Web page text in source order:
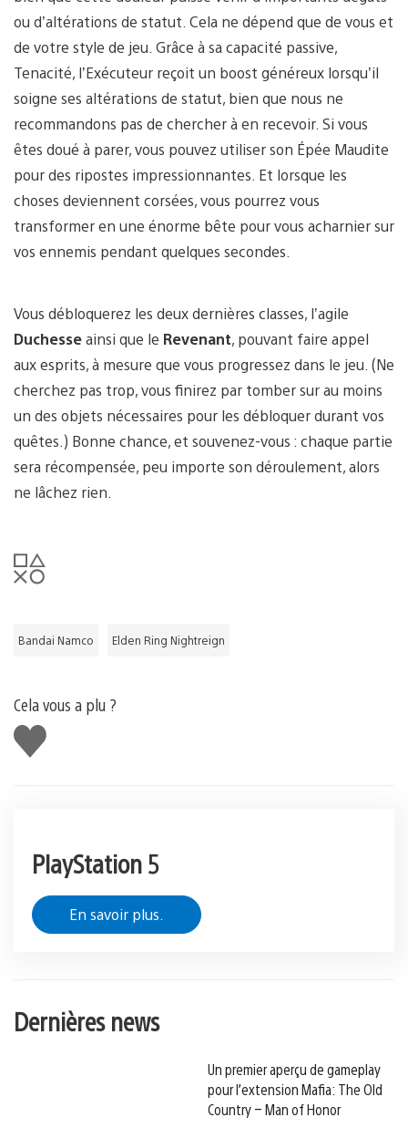
ou d’altérations de statut. Cela ne dépend que de vous et
de votre style de jeu. Grâce à sa capacité passive,
Tenacité, l’Exécuteur reçoit un boost généreux lorsqu’il
soigne ses altérations de statut, bien que nous ne
recommandons pas de chercher à en recevoir. Si vous
êtes doué à parer, vous pouvez utiliser son Épée Maudite
pour des ripostes impressionnantes. Et lorsque les
choses deviennent corsées, vous pourrez vous
transformer en une énorme bête pour vous acharnier sur
vos ennemis pendant quelques secondes.
Vous débloquerez les deux dernières classes, l’agile
Duchesseainsi que le Revenant, pouvant faire appel
aux esprits, à mesure que vous progressez dans le jeu. (Ne
cherchez pas trop, vous finirez par tomber sur au moins
un des objets nécessaires pour les débloquer durant vos
quêtes.) Bonne chance, et souvenez-vous : chaque partie
sera récompensée, peu importe son déroulement, alors
ne lâchez rien.
Bandai Namco Elden Ring Nightreign
Cela vous a plu ?
J'aime
PlayStation 5
En savoir plus.
Dernières news
Un premier aperçu de gameplay
pour l’extension Mafia: The Old
Country – Man of Honor